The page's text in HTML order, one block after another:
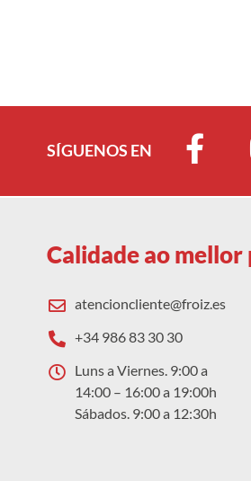
SÍGUENOS EN
Calidade ao mellor
atencioncliente@froiz.es
+34 986 83 30 30
Luns a Viernes. 9:00 a
14:00 – 16:00 a 19:00h
Sábados. 9:00 a 12:30h